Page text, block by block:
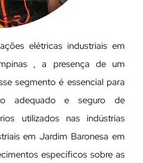
elétricas industriais em
, a presença de um
segmento é essencial para
adequado e seguro de
utilizados nas indústrias
em Jardim Baronesa em
específicos sobre as